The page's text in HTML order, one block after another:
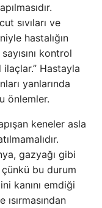
sıvıları ve
hastalığın
kontrol
Hastayla
yanlarında
önlemler.
keneler asla
gazyağı gibi
bu durum
kanını emdiği